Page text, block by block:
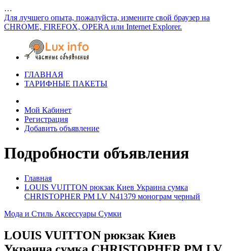
…
Для лучшего опыта, пожалуйста, измените свой браузер на
CHROME, FIREFOX, OPERA или Internet Explorer.
ГЛАВНАЯ
ТАРИФНЫЕ ПАКЕТЫ
Мой Кабинет
Регистрация
Добавить объявление
Подробности объявления
Главная
LOUIS VUITTON рюкзак Киев Украина сумка
CHRISTOPHER PM LV N41379 монограм черный
Мода и Стиль Аксессуары Сумки
LOUIS VUITTON рюкзак Киев